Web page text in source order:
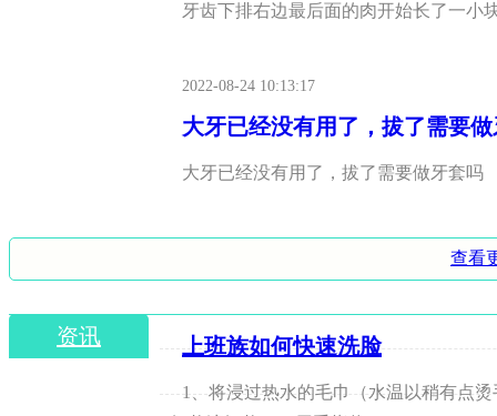
牙齿下排右边最后面的肉开始长了一小
2022-08-24 10:13:17
大牙已经没有用了，拔了需要
大牙已经没有用了，拔了需要做牙套吗
查看
资讯 上班族如何快速洗脸
1、将浸过热水的毛巾（水温以稍有点